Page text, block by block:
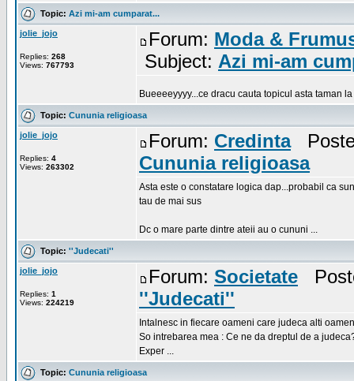
Topic: Azi mi-am cumparat...
jolie_jojo
Replies: 268
Views: 767793
Forum: Moda &
Subject: Azi mi-am
Bueeeeyyyy...ce dracu cauta topicul asta taman
Topic: Cununia religioasa
jolie_jojo
Replies: 4
Views: 263302
Forum: Credinta
Cununia religioasa
Asta este o constatare logica dap...probabil ca
tau de mai sus
Dc o mare parte dintre ateii au o cununi ...
Topic: ''Judecati''
jolie_jojo
Replies: 1
Views: 224219
Forum: Societate
''Judecati''
Intalnesc in fiecare oameni care judeca alti
So intrebarea mea : Ce ne da dreptul de a
Exper ...
Topic: Cununia religioasa